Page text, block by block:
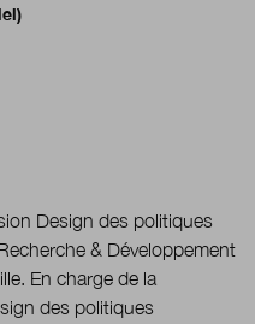
de suivre l'actualité
Design des politiques
& Développement
En charge de la
des politiques